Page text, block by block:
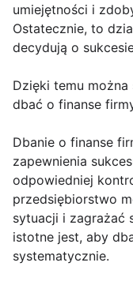
umiejętności i
Ostatecznie, to
decydują o
Dzięki temu
dbać o finanse
Dbanie o finanse
zapewnienia
odpowiedniej
przedsiębiorstwo
sytuacji i zagrażać
istotne jest, aby
systematycznie.